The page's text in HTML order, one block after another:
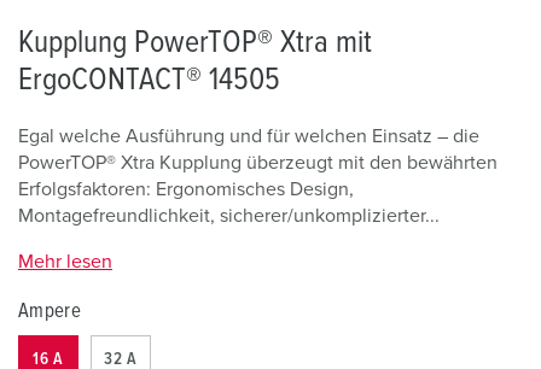
Kupplung PowerTOP® Xtra mit
ErgoCONTACT® 14505
Egal welche Ausführung und für welchen Einsatz – die
PowerTOP® Xtra Kupplung überzeugt mit den bewährten
Erfolgsfaktoren: Ergonomisches Design,
Montagefreundlichkeit, sicherer/unkomplizierter...
Mehr lesen
Ampere
16 A 32 A